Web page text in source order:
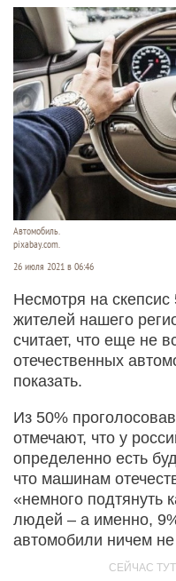
Автомобиль.
pixabay.com.
26 июля 2021 в 06:46
Несмотря на скепсис
жителей нашего
считает, что еще не
отечественных
показать.
Из 50%
отмечают, что у
определенно есть
что машинам
«немного подтянуть
людей – а именно,
автомобили ничем